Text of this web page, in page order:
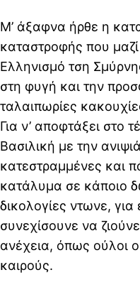
Μ’ άξαφνα ήρθε η
καταστροφής που
Ελληνισμό τση
στη φυγή και την
ταλαιπωρίες
Για ν’ αποφτάξει στο
Βασιλική με την
κατεστραμμένες και
κατάλυμα σε κάποιο
δικολογίες ντωνε, για
συνεχίσουνε να
ανέχεια, όπως ούλοι
καιρούς.